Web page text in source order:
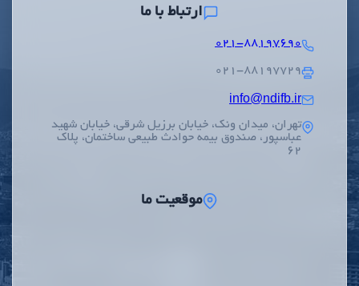
ارتباط با ما
۰۲۱-۸۸۱۹۷۶۹۰
۰۲۱-۸۸۱۹۷۷۲۹
info@ndifb.ir
تهران، میدان ونک، خیابان برزیل شرقی، خیابان شهید
عباسپور، صندوق بیمه حوادث طبیعی ساختمان، پلاک
62
موقعیت ما